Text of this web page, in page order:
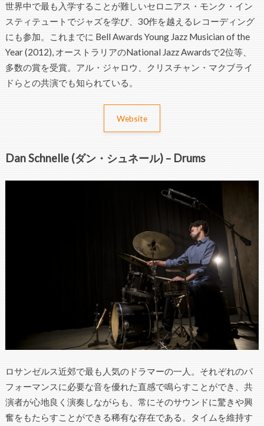
世界中で最も入学することが難しいセロニアス・モンク・イン
スティテュートでジャズを学び、30作を越えるレコーディング
にも参加。これまでに Bell Awards Young Jazz Musician of the
Year (2012), オーストラリアのNational Jazz Awardsで2位等、
多数の賞を受賞。アル・ジャロウ、クリスチャン・マクブライ
ドらとの共演でも知られている。
Website
Dan Schnelle (ダン・シュネール) – Drums
ロサンゼルス近郊で最も人気のドラマーの一人。それぞれのパ
フォーマンスに必要な音を優れた直感で鳴らすことができ、共
演者が心地良く演奏しながらも、常にそのサウンドに驚きや興
奮をもたらすことができる稀有な存在である。タイムを維持す